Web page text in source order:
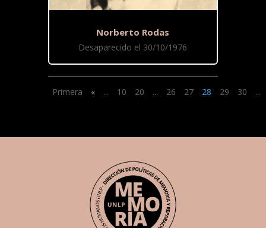
Norberto Rodas
Desaparecido el 30/10/1976
Primera « ... 10 20 ... 26 27 28 29 30 ...